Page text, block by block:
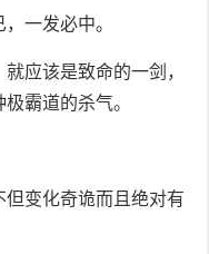
一发必中。
应该是致命的一剑，
霸道的杀气。
变化奇诡而且绝对有